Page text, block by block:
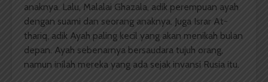
anaknya. Lalu, Malalai Ghazala, adik perempuan ayah
dengan suami dan seorang anaknya. Juga Israr At-
thariq, adik Ayah paling kecil yang akan menikah bulan
depan. Ayah sebenarnya bersaudara tujuh orang,
namun inilah mereka yang ada sejak invansi Rusia itu.